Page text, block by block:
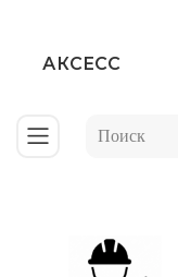
АКСЕСС